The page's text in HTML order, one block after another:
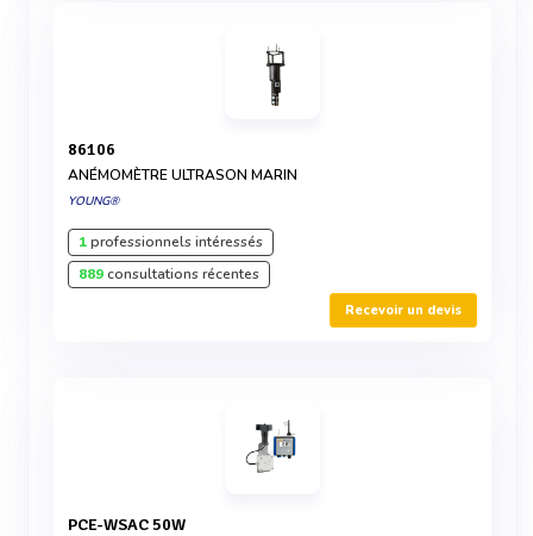
86106
ANÉMOMÈTRE ULTRASON MARIN
YOUNG®
1professionnels intéressés
889consultations récentes
Recevoir un devis
PCE-WSAC 50W